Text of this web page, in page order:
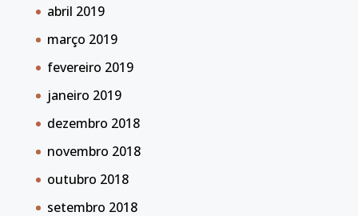
abril 2019
março 2019
fevereiro 2019
janeiro 2019
dezembro 2018
novembro 2018
outubro 2018
setembro 2018